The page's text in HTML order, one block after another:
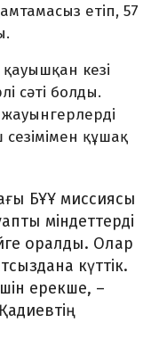
етіп, 57
кезі
сәті болды.
құшақ
БҰҰ миссиясы
міндеттерді
оралды. Олар
күттік.
ерекше, –